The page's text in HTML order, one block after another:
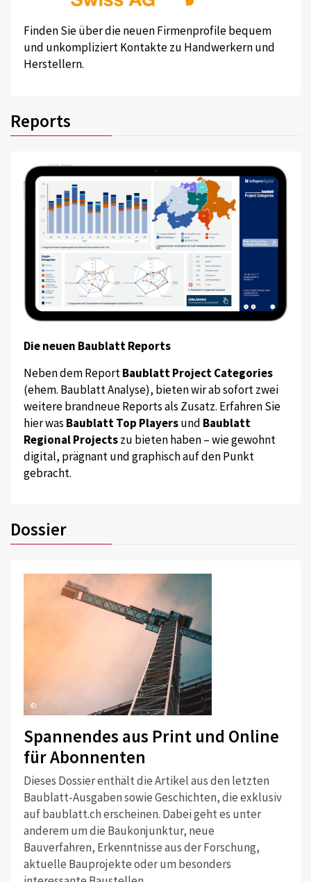
Finden Sie über die neuen Firmenprofile bequem
und unkompliziert Kontakte zu Handwerkern und
Herstellern.
Reports
Die neuen Baublatt Reports
Neben dem ReportBaublatt Project Categories
(ehem. Baublatt Analyse), bieten wir ab sofort zwei
weitere brandneue Reports als Zusatz. Erfahren Sie
hier was Baublatt Top Playersund Baublatt
Regional Projectszu bieten haben – wie gewohnt
digital, prägnant und graphisch auf den Punkt
gebracht.
Dossier
©
Spannendes aus Print und Online
für Abonnenten
Dieses Dossier enthält die Artikel aus den letzten
Baublatt-Ausgaben sowie Geschichten, die exklusiv
auf baublatt.ch erscheinen. Dabei geht es unter
anderem um die Baukonjunktur, neue
Bauverfahren, Erkenntnisse aus der Forschung,
aktuelle Bauprojekte oder um besonders